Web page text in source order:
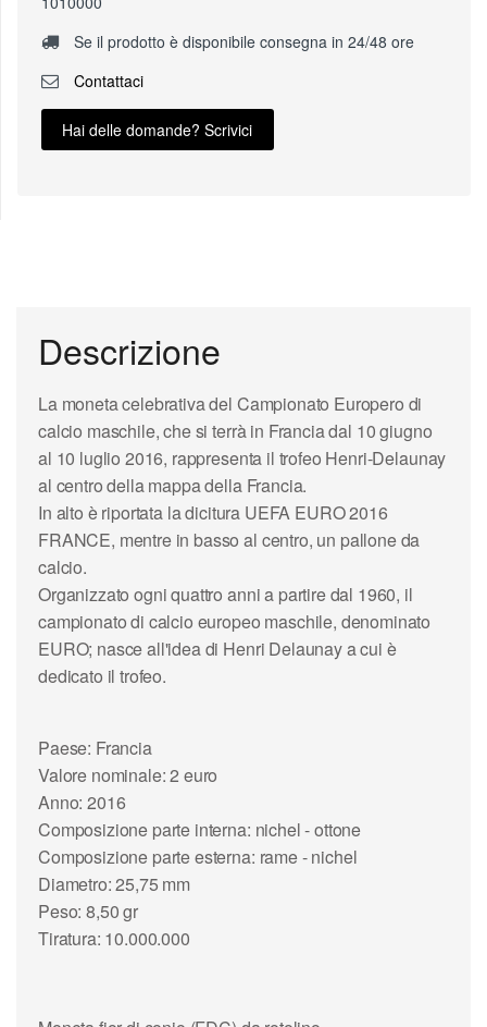
Se il prodotto è disponibile consegna in 24/48 ore
Contattaci
Hai delle domande? Scrivici
Descrizione
La moneta celebrativa del Campionato Europero di
calcio maschile, che si terrà in Francia dal 10 giugno
al 10 luglio 2016, rappresenta il trofeo Henri-Delaunay
al centro della mappa della Francia.
In alto è riportata la dicitura UEFA EURO 2016
FRANCE, mentre in basso al centro, un pallone da
calcio.
Organizzato ogni quattro anni a partire dal 1960, il
campionato di calcio europeo maschile, denominato
EURO; nasce all'idea di Henri Delaunay a cui è
dedicato il trofeo.
Paese: Francia
Valore nominale: 2 euro
Anno: 2016
Composizione parte interna: nichel - ottone
Composizione parte esterna: rame - nichel
Diametro: 25,75 mm
Peso: 8,50 gr
Tiratura: 10.000.000